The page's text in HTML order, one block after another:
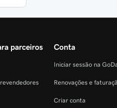
parceiros Conta
Iniciar sessão na
Renovações e
Criar conta